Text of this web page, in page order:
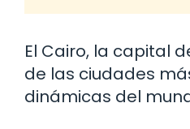
El Cairo, la capital
de las ciudades
dinámicas del